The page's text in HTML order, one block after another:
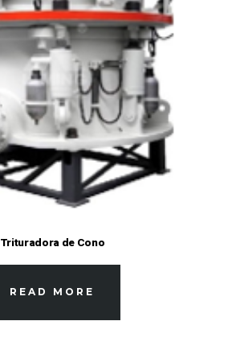
Trituradora de Cono
READ MORE